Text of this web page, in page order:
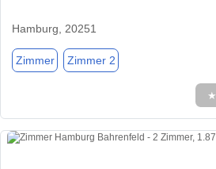
Hamburg, 20251
Zimmer Zimmer 2
★